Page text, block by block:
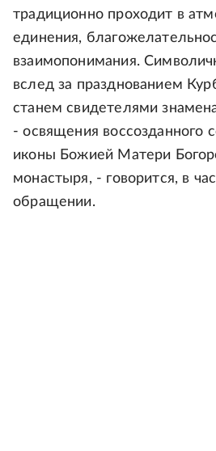
традиционно проходит в
единения,
взаимопонимания.
вслед за празднованием
станем свидетелями
- освящения воссозданного
иконы Божией Матери
монастыря, - говорится, в
обращении.